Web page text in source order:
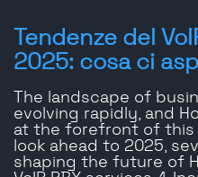
Tendenze del
2025: cosa ci
The landscape of
evolving rapidly, and
at the forefront of this
look ahead to 2025,
shaping the future of